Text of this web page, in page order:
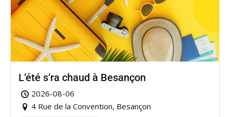
L’été s’ra chaud à Besançon
2026-08-06
4 Rue de la Convention, Besançon